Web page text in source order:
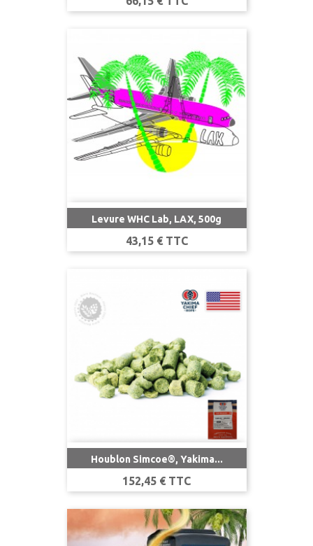
Levure WHC Lab, LAX, 500g
Prix
43,15 € TTC
Houblon Simcoe®, Yakima...
Prix
152,45 € TTC